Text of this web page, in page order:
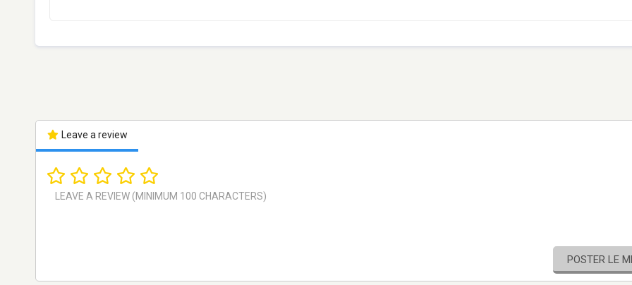
Leave a review
POSTER LE